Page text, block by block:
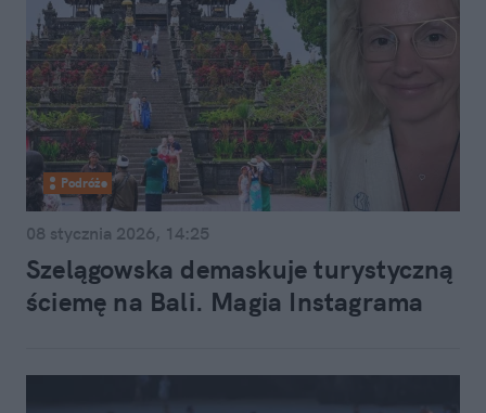
Podróże
08 stycznia 2026, 14:25
Szelągowska demaskuje turystyczną
ściemę na Bali. Magia Instagrama